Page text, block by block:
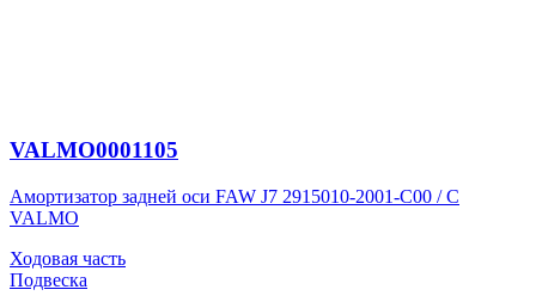
VALMO0001105
Амортизатор задней оси FAW J7 2915010-2001-C00 / C
VALMO
Ходовая часть
Подвеска